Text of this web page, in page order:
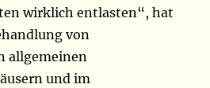
wirklich entlasten“, hat
von
allgemeinen
und im